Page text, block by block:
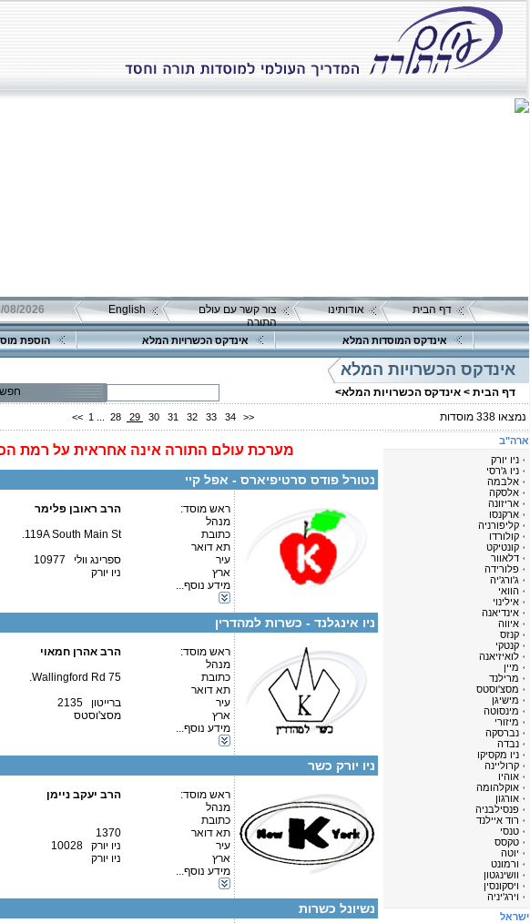
דף הבית אודותינו
צור קשר עם עולם
התורה
English 08/08/2026 שבת כ"ה
אינדקס המוסדות המלא אינדקס הכשרויות המלא הוספת
אינדקס הכשרויות המלא
דף הבית > אינדקס הכשרויות המלא>
חפש
נמצאו 338 מוסדות << 1 28 29 30 31 32 33 34 >>
מערכת עולם התורה אינה אחראית על רמת
נטורל פודס סרטיפיארס - אפל קיי
ראש מוסד:
הרב ראובן פלימר
מנהל
כתובת
119A South Main St.
תא דואר
עיר
ספרינג וולי 10977
ארץ
ניו יורק
מידע נוסף...
טלפון 1:
טלפון 2:
פקס
איש קשר:
ניו אינגלנד - כשרות למהדרין
ראש מוסד:
הרב אהרן חמאוי
מנהל
כתובת
75 Wallingford Rd.
תא דואר
עיר
ברייטון 2135
ארץ
מסצ'וסטס
מידע נוסף...
טלפון 1:
טלפון 2:
פקס
איש קשר:
ניו יורק כשר
ראש מוסד:
הרב יעקב ניימן
מנהל
כתובת
תא דואר
1370
עיר
ניו יורק 10028
ארץ
ניו יורק
מידע נוסף...
טלפון 1:
טלפון 2:
איש קשר:
נשיונל כשרות
טלפון 1:
טלפון 2:
ארה"ב
ניו יורק
ניו ג'רסי
אלבמה
אלסקה
אריזונה
ארקנסו
קליפורניה
קולורדו
קונטיקט
דלאוור
פלורידה
ג'ורג'יה
הוואי
אילינוי
אינדיאנה
איווה
קנזס
קנטקי
לואיזיאנה
מיין
מרילנד
מסצ'וסטס
מישיגן
מינסוטה
מיזורי
נברסקה
נבדה
ניו מקסיקו
קרוליינה
אוהיו
אוקלהומה
אורגון
פנסילבניה
רוד איילנד
טנסי
טקסס
יוטה
ורמונט
וושינגטון
ויסקונסין
וירג'יניה
ישראל